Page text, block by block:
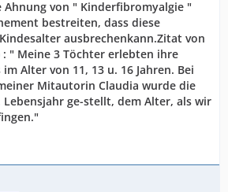
Ahnung von " Kinderfibromyalgie "
bestreiten, dass diese
ausbrechenkann.Zitat von
: " Meine 3 Töchter erlebten ihre
Alter von 11, 13 u. 16 Jahren. Bei
Mitautorin Claudia wurde die
Lebensjahr ge-stellt, dem Alter, als wir